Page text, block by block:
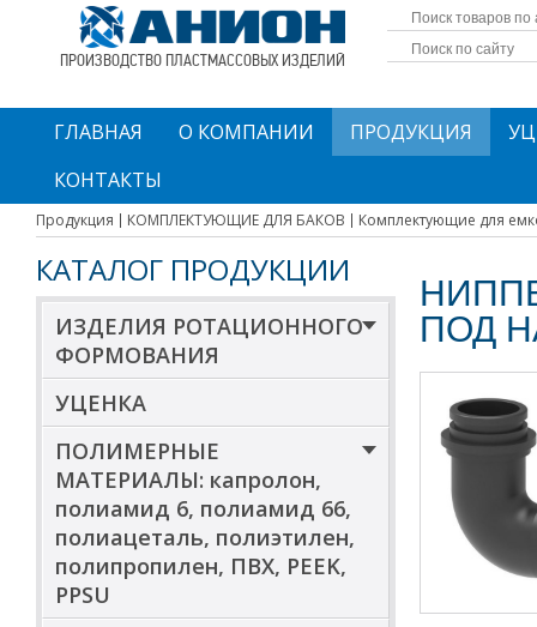
ПРОИЗВОДСТВО ПЛАСТМАССОВЫХ ИЗДЕЛИЙ
ГЛАВНАЯ О КОМПАНИИ ПРОДУКЦИЯ
КОНТАКТЫ
Продукция КОМПЛЕКТУЮЩИЕ ДЛЯ БАКОВ Комплектующие для
КАТАЛОГ ПРОДУКЦИИ
ИЗДЕЛИЯ РОТАЦИОННОГО
ФОРМОВАНИЯ
УЦЕНКА
ПОЛИМЕРНЫЕ
МАТЕРИАЛЫ: капролон,
полиамид 6, полиамид 66,
полиацеталь, полиэтилен,
полипропилен, ПВХ, PEEK,
PPSU
ПОД